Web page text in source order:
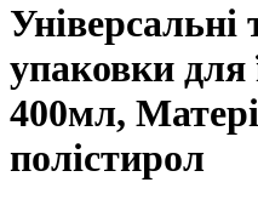
Універсальні
упаковки
400мл,
полістирол